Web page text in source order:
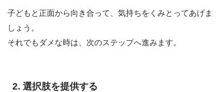
子どもと正面から向き合って、気持ちをくみとってあげま
しょう。
それでもダメな時は、次のステップへ進みます。
2. 選択肢を提供する